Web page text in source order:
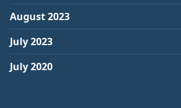
August 2023
July 2023
July 2020